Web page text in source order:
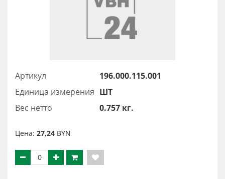
Артикул
196.000.115.001
Единица измерения ШТ
Вес нетто
0.757 кг.
Цена: 27,24 BYN